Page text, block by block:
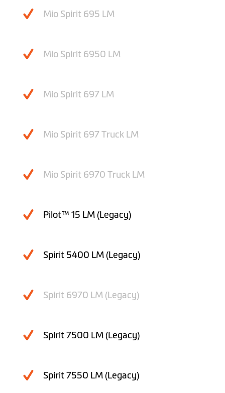
Mio Spirit 695 LM
Mio Spirit 6950 LM
Mio Spirit 697 LM
Mio Spirit 697 Truck LM
Mio Spirit 6970 Truck LM
Pilot™ 15 LM (Legacy)
Spirit 5400 LM (Legacy)
Spirit 6970 LM (Legacy)
Spirit 7500 LM (Legacy)
Spirit 7550 LM (Legacy)